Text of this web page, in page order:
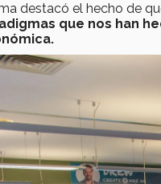
destacó el hecho de
que nos han